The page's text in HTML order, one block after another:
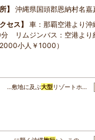
沖縄県国頭郡恩納村名
セス
車：那覇空港より
リムジンバス：空港より
小人￥1000）
…敷地に及ぶ大型リゾートホ…